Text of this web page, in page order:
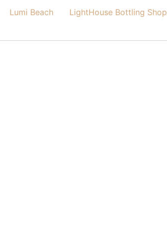
Lumi Beach LightHouse Bottling Shop